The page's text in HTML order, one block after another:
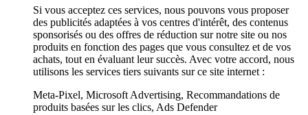
Si vous acceptez ces services, nous pouvons vous proposer
des publicités adaptées à vos centres d'intérêt, des contenus
sponsorisés ou des offres de réduction sur notre site ou nos
produits en fonction des pages que vous consultez et de vos
achats, tout en évaluant leur succès. Avec votre accord, nous
utilisons les services tiers suivants sur ce site internet :
Meta-Pixel, Microsoft Advertising, Recommandations de
produits basées sur les clics, Ads Defender